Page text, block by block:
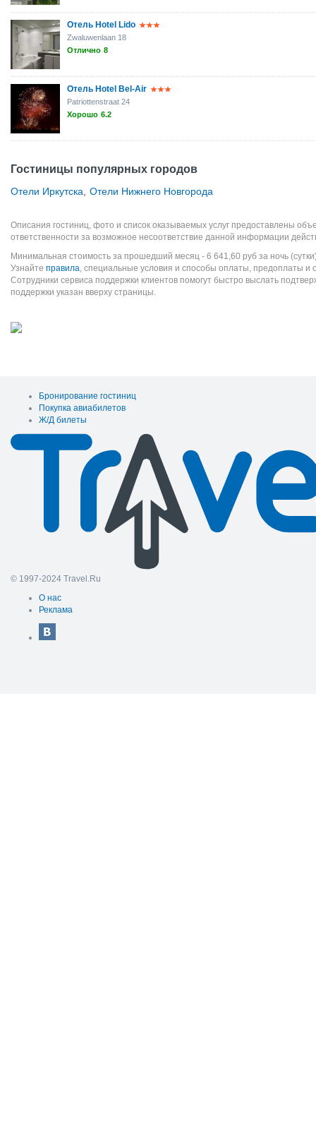
Отель Hotel Lido
Zwaluwenlaan 18
Отлично 8
Отель Hotel Bel-Air
Patriottenstraat 24
Хорошо 6.2
Гостиницы популярных городов
Отели Иркутска Отели Нижнего Новгорода
Описания гостиниц, фото и список оказываемых услуг предоставлены
ответственности за возможное несоответствие данной информации
Минимальная стоимость за прошедший месяц - 6 641,60 руб за ночь
Узнайте правила, специальные условия и способы оплаты, предоплаты и
Сотрудники сервиса поддержки клиентов помогут быстро выслать
поддержки указан вверху страницы.
Бронирование гостиниц
Покупка авиабилетов
Ж/Д билеты
© 1997-2024 Travel.Ru
О нас
Реклама